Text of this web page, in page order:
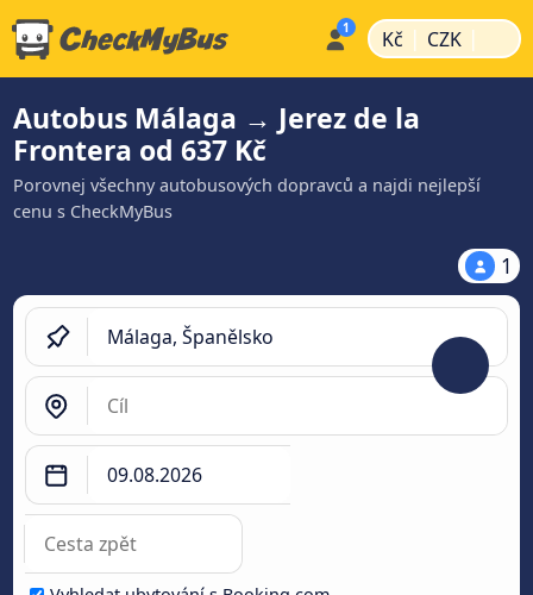
Kč | CZK |
Autobus Málaga → Jerez de la
Frontera od 637 Kč
Porovnej všechny autobusových dopravců a najdi nejlepší
cenu s CheckMyBus
1